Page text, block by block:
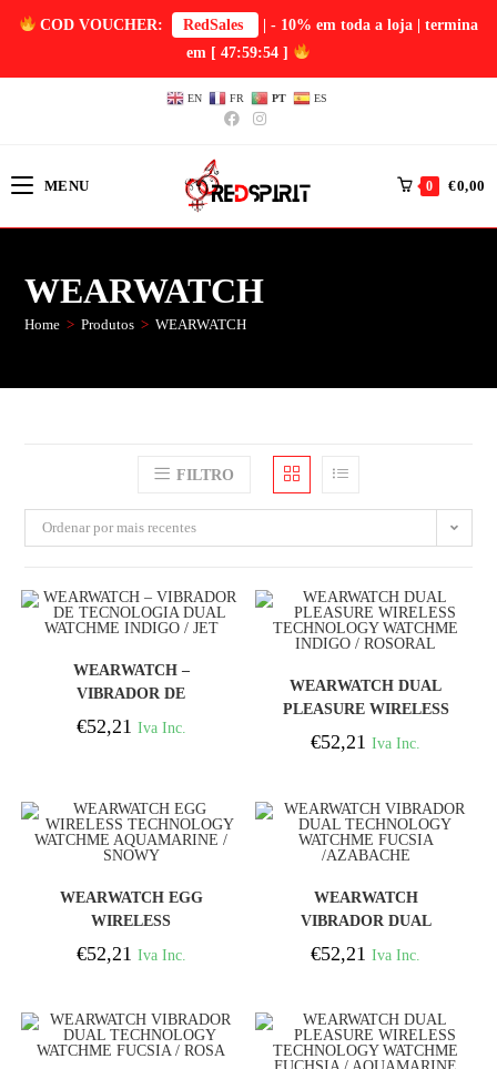
COD VOUCHER: RedSales
| - 10% em toda a loja | termina
em [ 47:59:54 ]
EN FR PT ES
MENU 0 €0,00
WEARWATCH
Home > Produtos > WEARWATCH
FILTRO
Ordenar por mais recentes
WEARWATCH –
VIBRADOR DE
TECNOLOGIA DUAL
WATCHME INDIGO / JET
€52,21 Iva Inc.
WEARWATCH DUAL
PLEASURE WIRELESS
TECHNOLOGY
WATCHME INDIGO /
€52,21 Iva Inc.
WEARWATCH EGG
WIRELESS
TECHNOLOGY
WATCHME
€52,21 Iva Inc.
WEARWATCH
VIBRADOR DUAL
TECHNOLOGY
WATCHME FUCSIA
€52,21 Iva Inc.